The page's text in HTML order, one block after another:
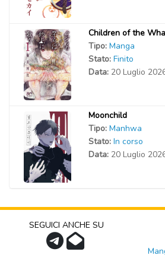
Children of the
Tipo: Manga
Stato: Finito
Data: 20 Luglio
Moonchild
Tipo: Manhwa
Stato: In corso
Data: 20 Luglio
SEGUICI ANCHE SU